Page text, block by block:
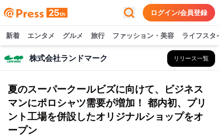
ログイン/会員登録
新着 エンタメ グルメ 旅行 ファッション・美容 ライフスタ
株式会社ランドマーク リリース一覧
夏のスーパークールビズに向けて、ビジネス
マンにポロシャツ需要が増加！ 都内初、プリ
ント工場を併設したオリジナルショップをオ
ープン